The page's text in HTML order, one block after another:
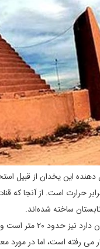
دهنده این یخدان از قبیل
حرارت است. از آنجا که
ساخته شده‌اند.
ارتفاعی
می رفته است، اما در مورد